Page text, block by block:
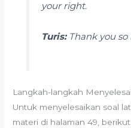
your right.
Turis:Thank you so
Langkah-langkah
Untuk menyelesaikan soal
materi di halaman 49,